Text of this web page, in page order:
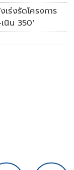
ร่งรัดโครงการ
นิน 350'